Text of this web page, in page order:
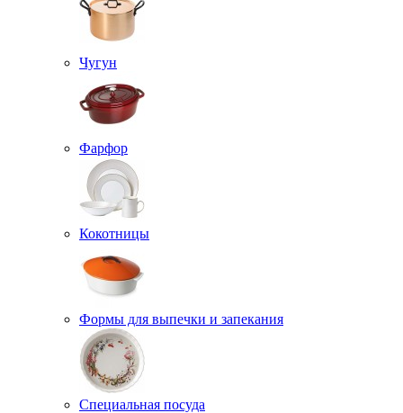
Чугун
Фарфор
Кокотницы
Формы для выпечки и запекания
Специальная посуда